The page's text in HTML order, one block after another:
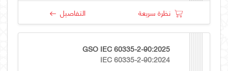
نظرة سريعة التفاصيل
GSO IEC 60335-2-90:2025
IEC 60335-2-90:2024